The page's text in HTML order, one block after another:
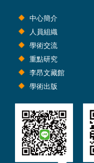
中心簡介
人員組織
學術交流
重點研究
李昂文藏館
學術出版